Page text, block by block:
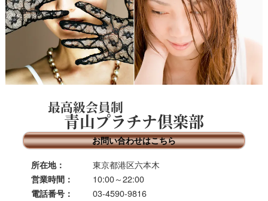
最高級会員制
青山プラチナ倶楽部
お問い合わせはこちら
所在地： 東京都港区六本木
営業時間： 10:00～22:00
電話番号： 03-4590-9816